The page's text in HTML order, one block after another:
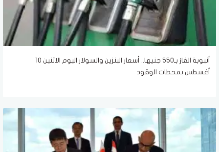
أنبوبة الغاز بـ550 جنيها.. أسعار البنزين والسولار اليوم الاثنين 10
أغسطس بمحطات الوقود